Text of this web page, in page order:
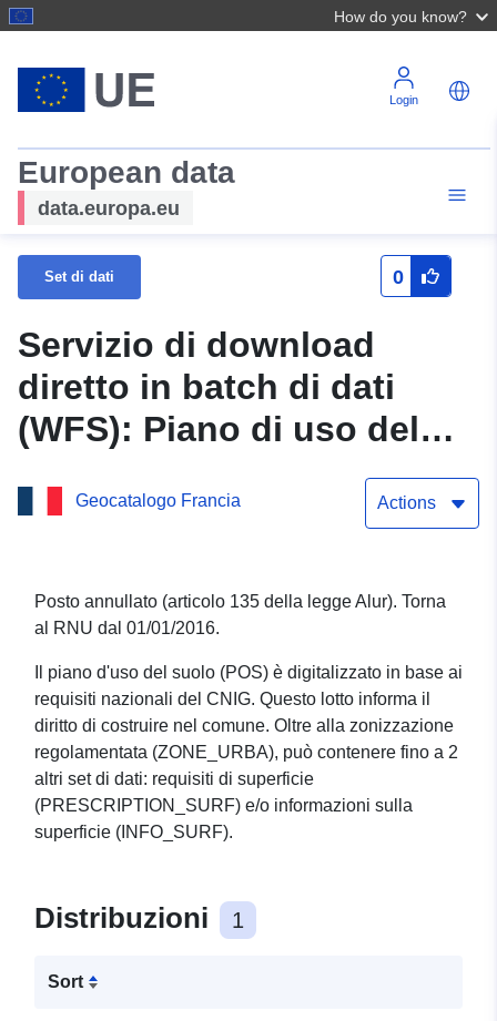
How do you know?
Login
European data
data.europa.eu
Set di dati 0
Servizio di download
diretto in batch di dati
(WFS): Piano di uso del
Geocatalogo Francia Actions
Posto annullato (articolo 135 della legge Alur). Torna
al RNU dal 01/01/2016.
Il piano d'uso del suolo (POS) è digitalizzato in base ai
requisiti nazionali del CNIG. Questo lotto informa il
diritto di costruire nel comune. Oltre alla zonizzazione
regolamentata (ZONE_URBA), può contenere fino a 2
altri set di dati: requisiti di superficie
(PRESCRIPTION_SURF) e/o informazioni sulla
superficie (INFO_SURF).
Distribuzioni 1
Sort